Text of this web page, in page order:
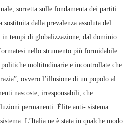
sorretta sulle fondamenta dei partiti
sostituita dalla prevalenza assoluta del
in tempi di globalizzazione, dal dominio
nello strumento più formidabile
politiche moltitudinarie e incontrollate che
ovvero l’illusione di un popolo al
nascoste, irresponsabili, che
permanenti. Èlite anti- sistema
L’Italia ne è stata in qualche modo